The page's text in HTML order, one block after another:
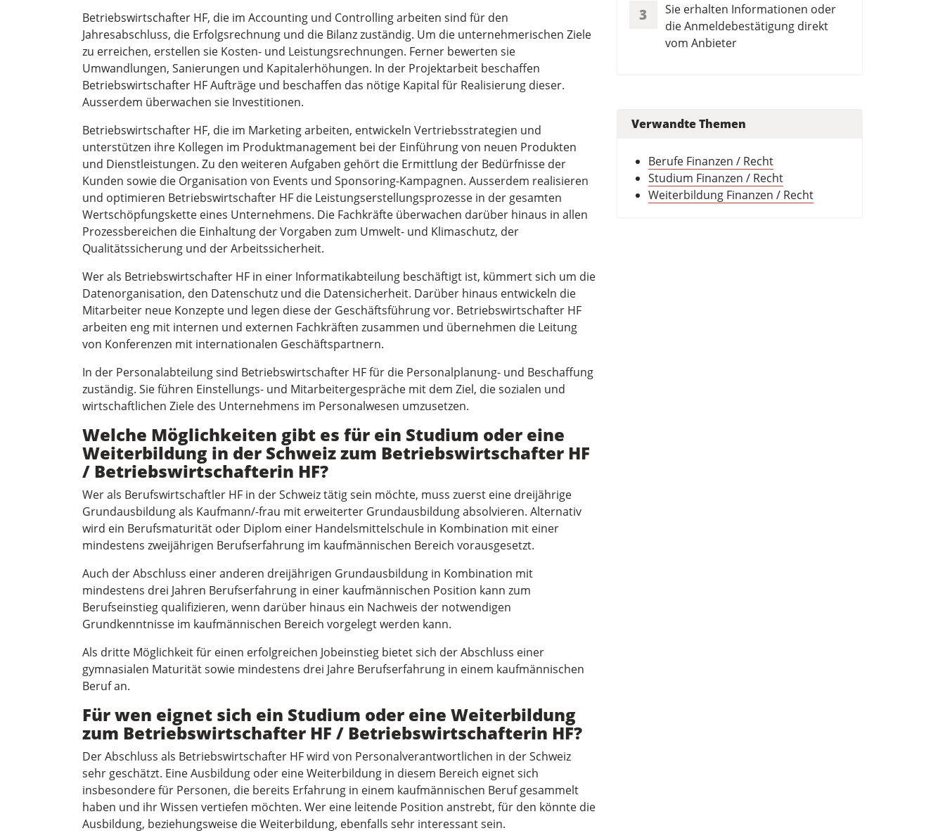
Betriebswirtschafter HF, die im Accounting und Controlling arbeiten sind für den
Jahresabschluss, die Erfolgsrechnung und die Bilanz zuständig. Um die unternehmerischen Ziele
zu erreichen, erstellen sie Kosten- und Leistungsrechnungen. Ferner bewerten sie
Umwandlungen, Sanierungen und Kapitalerhöhungen. In der Projektarbeit beschaffen
Betriebswirtschafter HF Aufträge und beschaffen das nötige Kapital für Realisierung dieser.
Ausserdem überwachen sie Investitionen.
Betriebswirtschafter HF, die im Marketing arbeiten, entwickeln Vertriebsstrategien und
unterstützen ihre Kollegen im Produktmanagement bei der Einführung von neuen Produkten
und Dienstleistungen. Zu den weiteren Aufgaben gehört die Ermittlung der Bedürfnisse der
Kunden sowie die Organisation von Events und Sponsoring-Kampagnen. Ausserdem realisieren
und optimieren Betriebswirtschafter HF die Leistungserstellungsprozesse in der gesamten
Wertschöpfungskette eines Unternehmens. Die Fachkräfte überwachen darüber hinaus in allen
Prozessbereichen die Einhaltung der Vorgaben zum Umwelt- und Klimaschutz, der
Qualitätssicherung und der Arbeitssicherheit.
Wer als Betriebswirtschafter HF in einer Informatikabteilung beschäftigt ist, kümmert sich um die
Datenorganisation, den Datenschutz und die Datensicherheit. Darüber hinaus entwickeln die
Mitarbeiter neue Konzepte und legen diese der Geschäftsführung vor. Betriebswirtschafter HF
arbeiten eng mit internen und externen Fachkräften zusammen und übernehmen die Leitung
von Konferenzen mit internationalen Geschäftspartnern.
In der Personalabteilung sind Betriebswirtschafter HF für die Personalplanung- und Beschaffung
zuständig. Sie führen Einstellungs- und Mitarbeitergespräche mit dem Ziel, die sozialen und
wirtschaftlichen Ziele des Unternehmens im Personalwesen umzusetzen.
Welche Möglichkeiten gibt es für ein Studium oder eine
Weiterbildung in der Schweiz zum Betriebswirtschafter HF
/ Betriebswirtschafterin HF?
Wer als Berufswirtschaftler HF in der Schweiz tätig sein möchte, muss zuerst eine dreijährige
Grundausbildung als Kaufmann/-frau mit erweiterter Grundausbildung absolvieren. Alternativ
wird ein Berufsmaturität oder Diplom einer Handelsmittelschule in Kombination mit einer
mindestens zweijährigen Berufserfahrung im kaufmännischen Bereich vorausgesetzt.
Auch der Abschluss einer anderen dreijährigen Grundausbildung in Kombination mit
mindestens drei Jahren Berufserfahrung in einer kaufmännischen Position kann zum
Berufseinstieg qualifizieren, wenn darüber hinaus ein Nachweis der notwendigen
Grundkenntnisse im kaufmännischen Bereich vorgelegt werden kann.
Als dritte Möglichkeit für einen erfolgreichen Jobeinstieg bietet sich der Abschluss einer
gymnasialen Maturität sowie mindestens drei Jahre Berufserfahrung in einem kaufmännischen
Beruf an.
Für wen eignet sich ein Studium oder eine Weiterbildung
zum Betriebswirtschafter HF / Betriebswirtschafterin HF?
Der Abschluss als Betriebswirtschafter HF wird von Personalverantwortlichen in der Schweiz
sehr geschätzt. Eine Ausbildung oder eine Weiterbildung in diesem Bereich eignet sich
insbesondere für Personen, die bereits Erfahrung in einem kaufmännischen Beruf gesammelt
haben und ihr Wissen vertiefen möchten. Wer eine leitende Position anstrebt, für den könnte die
Ausbildung, beziehungsweise die Weiterbildung, ebenfalls sehr interessant sein.
3
Sie erhalten Informationen oder
die Anmeldebestätigung direkt
vom Anbieter
Verwandte Themen
Berufe Finanzen / Recht
Studium Finanzen / Recht
Weiterbildung Finanzen / Recht